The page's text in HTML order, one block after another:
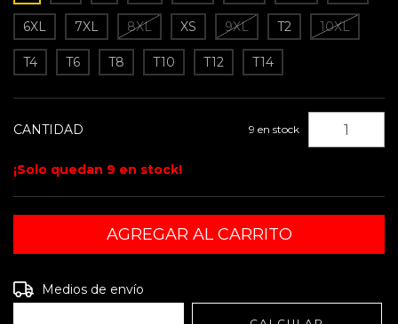
6XL 7XL 8XL XS 9XL T2 10XL
T4 T6 T8 T10 T12 T14
CANTIDAD 9 en stock
¡Solo quedan 9 en stock!
Entregas para el CP:
Medios de envío